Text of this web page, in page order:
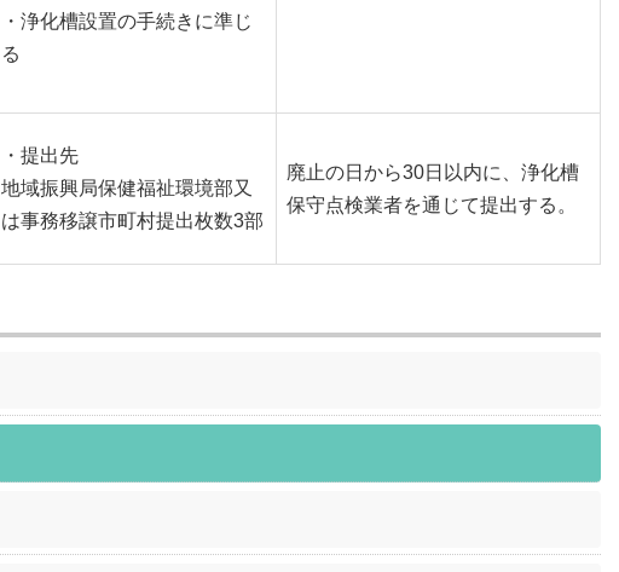
・浄化槽設置の手続きに準じ
る
・提出先
地域振興局保健福祉環境部又
は事務移譲市町村提出枚数3部
廃止の日から30日以内に、浄化槽
保守点検業者を通じて提出する。